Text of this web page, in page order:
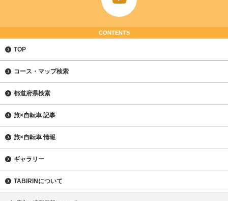
CONTENTS
TOP
コース・マップ検索
都道府県検索
旅×自転車 記事
旅×自転車 情報
ギャラリー
TABIRINについて